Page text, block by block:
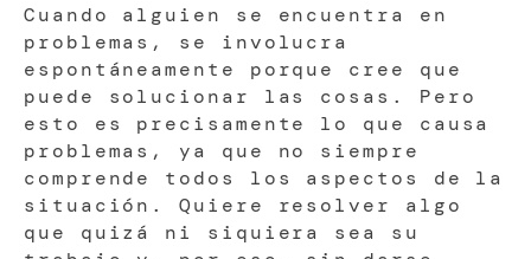
Cuando alguien se encuentra en
problemas, se involucra
espontáneamente porque cree que
puede solucionar las cosas. Pero
esto es precisamente lo que causa
problemas, ya que no siempre
comprende todos los aspectos de la
situación. Quiere resolver algo
que quizá ni siquiera sea su